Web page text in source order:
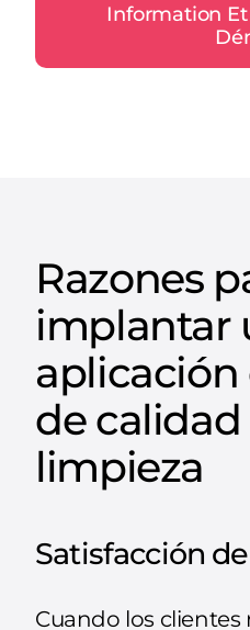
Information
Razones
implantar
de calidad
limpieza
Satisfacción
Cuando los clientes